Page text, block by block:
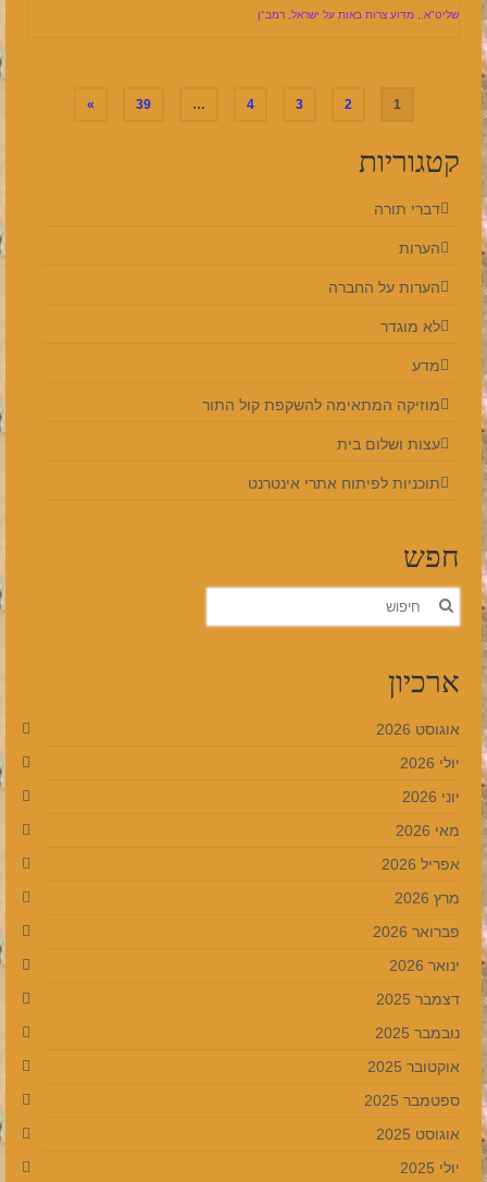
שליט"א.
מדוע צרות באות על ישראל רמב"ן
Posts
pagination
1
2
3
4
…
39
»
קטגוריות
דברי תורה
הערות
הערות על החברה
לא מוגדר
מדע
מוזיקה המתאימה להשקפת קול התור
עצות ושלום בית
תוכניות לפיתוח אתרי אינטרנט
חפש
חפש
ארכיון
אוגוסט 2026
יולי 2026
יוני 2026
מאי 2026
אפריל 2026
מרץ 2026
פברואר 2026
ינואר 2026
דצמבר 2025
נובמבר 2025
אוקטובר 2025
ספטמבר 2025
אוגוסט 2025
יולי 2025